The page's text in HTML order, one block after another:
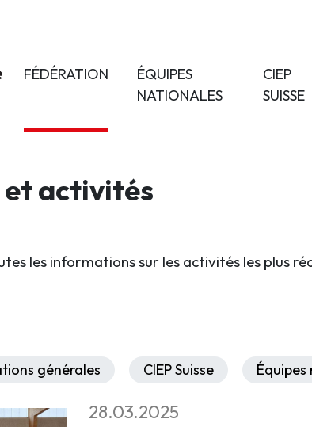
FÉDÉRATION
ÉQUIPES
NATIONALES
CIEP
SUISSE
activités
les informations sur les activités les plus
générales CIEP Suisse
28.03.2025